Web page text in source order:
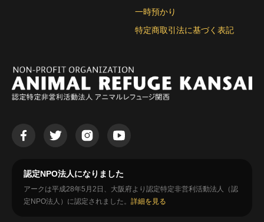
一時預かり
特定商取引法に基づく表記
認定NPO法人になりました
アークは平成28年5月2日、大阪府より認定特定非営利活動法人（認
定NPO法人）に認定されました。 詳細を見る